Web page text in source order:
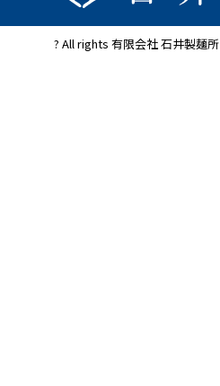
? All rights 有限会社 石井製麺所